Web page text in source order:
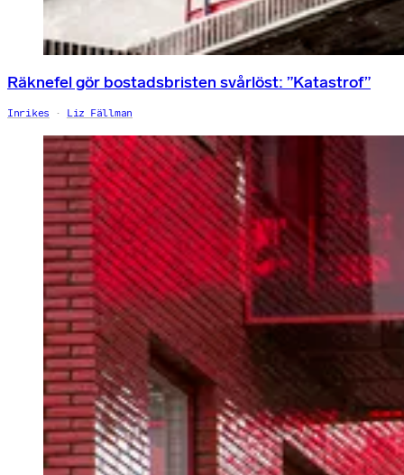
Räknefel gör bostadsbristen svårlöst: ”Katastrof”
Inrikes Liz Fällman